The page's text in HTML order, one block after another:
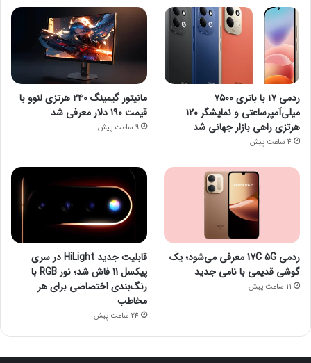
ردمی ۱۷ با باتری ۷۵۰۰
میلی‌آمپرساعتی و نمایشگر ۱۲۰
هرتزی راهی بازار جهانی شد
4 ساعت پیش
مانیتور گیمینگ ۲۴۰ هرتزی لنوو با
قیمت ۱۹۰ دلار معرفی شد
9 ساعت پیش
ردمی 17C 5G معرفی می‌شود؛ یک
گوشی قدیمی با نامی جدید
11 ساعت پیش
قابلیت جدید HiLight در سری
پیکسل 11 فاش شد؛ نور RGB با
رنگ‌بندی اختصاصی برای هر
مخاطب
24 ساعت پیش